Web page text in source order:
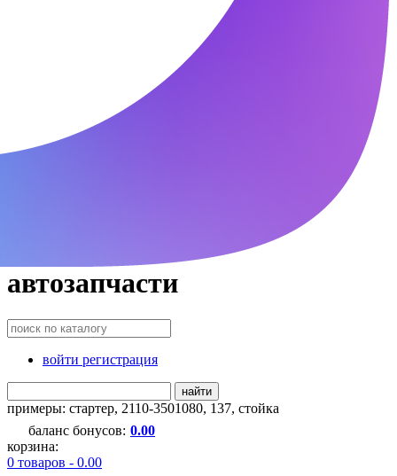
автозапчасти
войти регистрация
найти
примеры: стартер, 2110-3501080, 137, стойка
баланс бонусов: 0.00
корзина:
0 товаров - 0.00